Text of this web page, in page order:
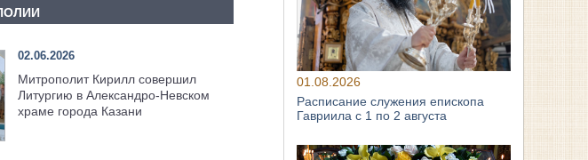
02.06.2026
Митрополит Кирилл совершил
Литургию в Александро-Невском
храме города Казани
01.08.2026
Расписание служения епископа
Гавриила с 1 по 2 августа